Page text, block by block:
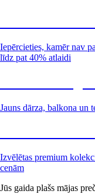
Iepērcieties, kamēr nav
līdz pat 40% atlaidi
Jauns dārza, balkona un
Izvēlētas premium
cenām
Jūs gaida plašs mājas